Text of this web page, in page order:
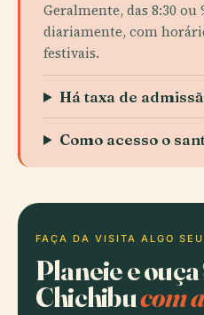
Geralmente, das 8:30 ou
diariamente, com
festivais.
Há taxa de
Como acesso o
FAÇA DA VISITA ALGO SEU
Planeie e
Chichibucom